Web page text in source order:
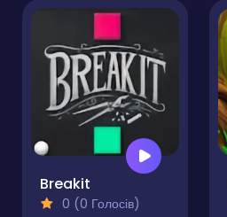
Breakit
0 (0 Голосів)